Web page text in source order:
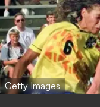
Getty Images